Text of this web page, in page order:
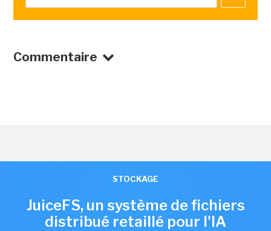
Commentaire
STOCKAGE
JuiceFS, un système de fichiers
distribué retaillé pour l'IA